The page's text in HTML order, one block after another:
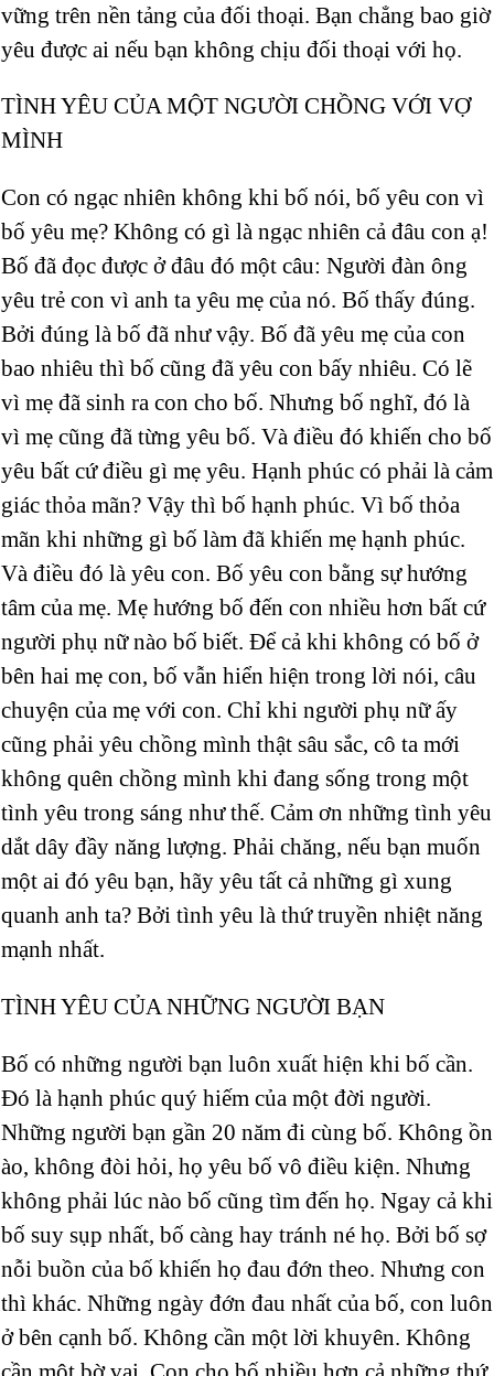
vững trên nền tảng của đối thoại. Bạn chẳng bao giờ
yêu được ai nếu bạn không chịu đối thoại với họ.
TÌNH YÊU CỦA MỘT NGƯỜI CHỒNG VỚI VỢ
MÌNH
Con có ngạc nhiên không khi bố nói, bố yêu con vì
bố yêu mẹ? Không có gì là ngạc nhiên cả đâu con ạ!
Bố đã đọc được ở đâu đó một câu: Người đàn ông
yêu trẻ con vì anh ta yêu mẹ của nó. Bố thấy đúng.
Bởi đúng là bố đã như vậy. Bố đã yêu mẹ của con
bao nhiêu thì bố cũng đã yêu con bấy nhiêu. Có lẽ
vì mẹ đã sinh ra con cho bố. Nhưng bố nghĩ, đó là
vì mẹ cũng đã từng yêu bố. Và điều đó khiến cho bố
yêu bất cứ điều gì mẹ yêu. Hạnh phúc có phải là cảm
giác thỏa mãn? Vậy thì bố hạnh phúc. Vì bố thỏa
mãn khi những gì bố làm đã khiến mẹ hạnh phúc.
Và điều đó là yêu con. Bố yêu con bằng sự hướng
tâm của mẹ. Mẹ hướng bố đến con nhiều hơn bất cứ
người phụ nữ nào bố biết. Để cả khi không có bố ở
bên hai mẹ con, bố vẫn hiển hiện trong lời nói, câu
chuyện của mẹ với con. Chỉ khi người phụ nữ ấy
cũng phải yêu chồng mình thật sâu sắc, cô ta mới
không quên chồng mình khi đang sống trong một
tình yêu trong sáng như thế. Cảm ơn những tình yêu
dắt dây đầy năng lượng. Phải chăng, nếu bạn muốn
một ai đó yêu bạn, hãy yêu tất cả những gì xung
quanh anh ta? Bởi tình yêu là thứ truyền nhiệt năng
mạnh nhất.
TÌNH YÊU CỦA NHỮNG NGƯỜI BẠN
Bố có những người bạn luôn xuất hiện khi bố cần.
Đó là hạnh phúc quý hiếm của một đời người.
Những người bạn gần 20 năm đi cùng bố. Không ồn
ào, không đòi hỏi, họ yêu bố vô điều kiện. Nhưng
không phải lúc nào bố cũng tìm đến họ. Ngay cả khi
bố suy sụp nhất, bố càng hay tránh né họ. Bởi bố sợ
nỗi buồn của bố khiến họ đau đớn theo. Nhưng con
thì khác. Những ngày đớn đau nhất của bố, con luôn
ở bên cạnh bố. Không cần một lời khuyên. Không
cần một bờ vai. Con cho bố nhiều hơn cả những thứ